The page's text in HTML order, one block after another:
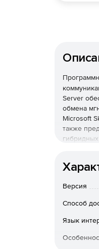
Server
обмена
Microsoft
также
гибридных
Версия
Способ
Язык